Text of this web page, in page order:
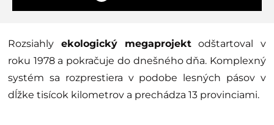
Rozsiahly ekologický megaprojektodštartoval v
roku 1978 a pokračuje do dnešného dňa. Komplexný
systém sa rozprestiera v podobe lesných pásov v
dĺžke tisícok kilometrov a prechádza 13 provinciami.